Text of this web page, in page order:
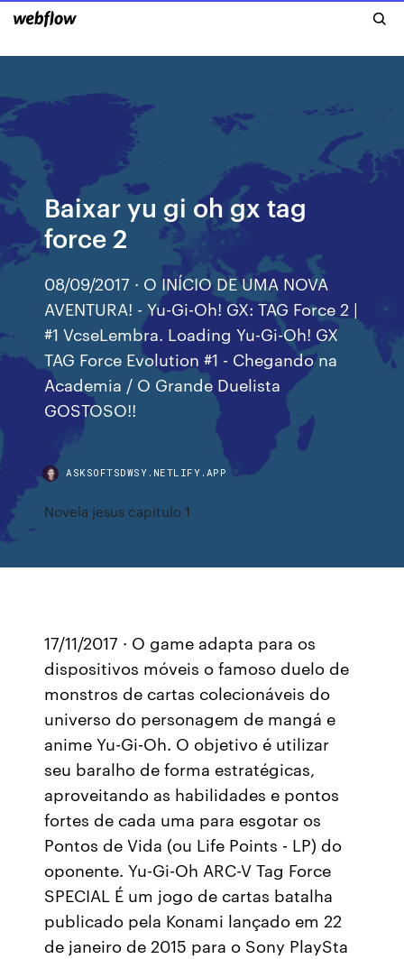
Baixar yu gi oh gx tag
force 2
08/09/2017 · O INÍCIO DE UMA NOVA
AVENTURA! - Yu-Gi-Oh! GX: TAG Force 2 |
#1 VcseLembra. Loading Yu-Gi-Oh! GX
TAG Force Evolution #1 - Chegando na
Academia / O Grande Duelista
GOSTOSO!!
ASKSOFTSDWSY.NETLIFY.APP
Novela jesus capitulo 1
17/11/2017 · O game adapta para os
dispositivos móveis o famoso duelo de
monstros de cartas colecionáveis do
universo do personagem de mangá e
anime Yu-Gi-Oh. O objetivo é utilizar
seu baralho de forma estratégicas,
aproveitando as habilidades e pontos
fortes de cada uma para esgotar os
Pontos de Vida (ou Life Points - LP) do
oponente. Yu-Gi-Oh ARC-V Tag Force
SPECIAL É um jogo de cartas batalha
publicado pela Konami lançado em 22
de janeiro de 2015 para o Sony PlaySta